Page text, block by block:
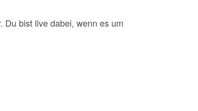
Du bist live dabei, wenn es um